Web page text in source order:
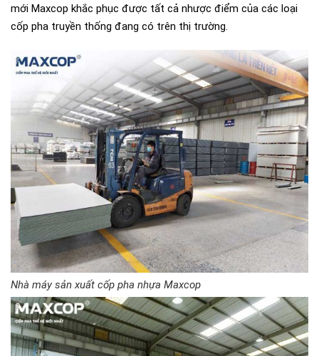
mới Maxcop khắc phục được tất cả nhược điểm của các loại
cốp pha truyền thống đang có trên thị trường.
Nhà máy sản xuất cốp pha nhựa Maxcop